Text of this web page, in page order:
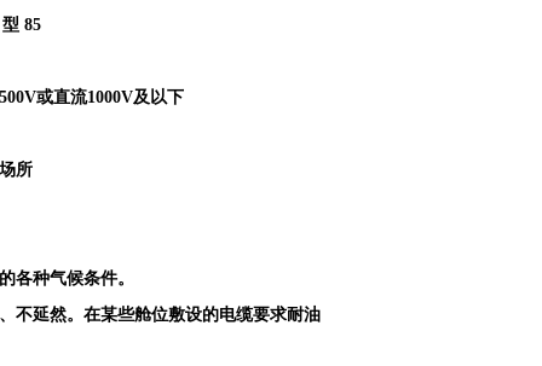
85
或直流1000V及以下
所
各种气候条件。
不延然。在某些舱位敷设的电缆要求耐油